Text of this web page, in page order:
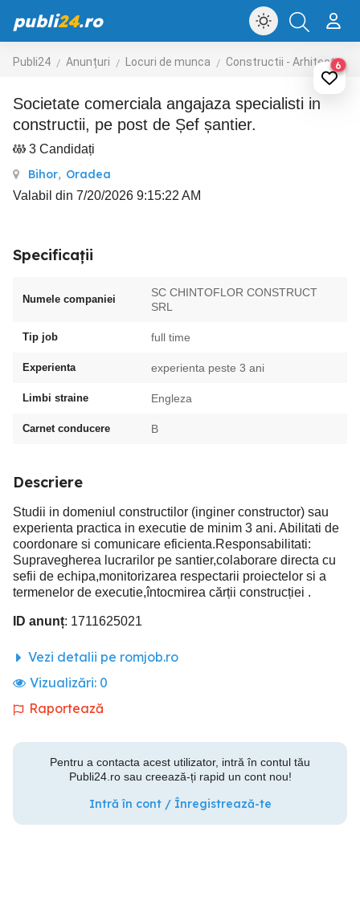
publi24.ro
Publi24 Anunțuri Locuri de munca Constructii - Arhitectura - Design6
Societate comerciala angajaza specialisti in
constructii, pe post de Șef șantier.
3 Candidați
Bihor, Oradea
Valabil din 7/20/2026 9:15:22 AM
Specificații
Numele companiei
SC CHINTOFLOR CONSTRUCT
SRL
Tip job full time
Experienta experienta peste 3 ani
Limbi straine Engleza
Carnet conducere B
Descriere
Studii in domeniul constructilor (inginer constructor) sau
experienta practica in executie de minim 3 ani. Abilitati de
coordonare si comunicare eficienta.Responsabilitati:
Supravegherea lucrarilor pe santier,colaborare directa cu
sefii de echipa,monitorizarea respectarii proiectelor si a
termenelor de executie,întocmirea cărții construcției .
ID anunț: 1711625021
Vezi detalii pe romjob.ro
Vizualizări: 0
Raportează
Pentru a contacta acest utilizator, intră în contul tău
Publi24.ro sau creează-ți rapid un cont nou!
Intră în cont / Înregistrează-te